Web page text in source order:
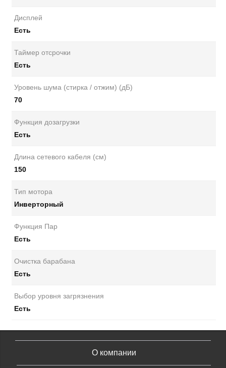
Дисплей
Есть
Таймер отсрочки
Есть
Уровень шума (стирка / отжим) (дБ)
70
Функция дозагрузки
Есть
Длина сетевого кабеля (см)
150
Тип мотора
Инверторный
Функция Пар
Есть
Очистка барабана
Есть
Выбор уровня загрязнения
Есть
О компании